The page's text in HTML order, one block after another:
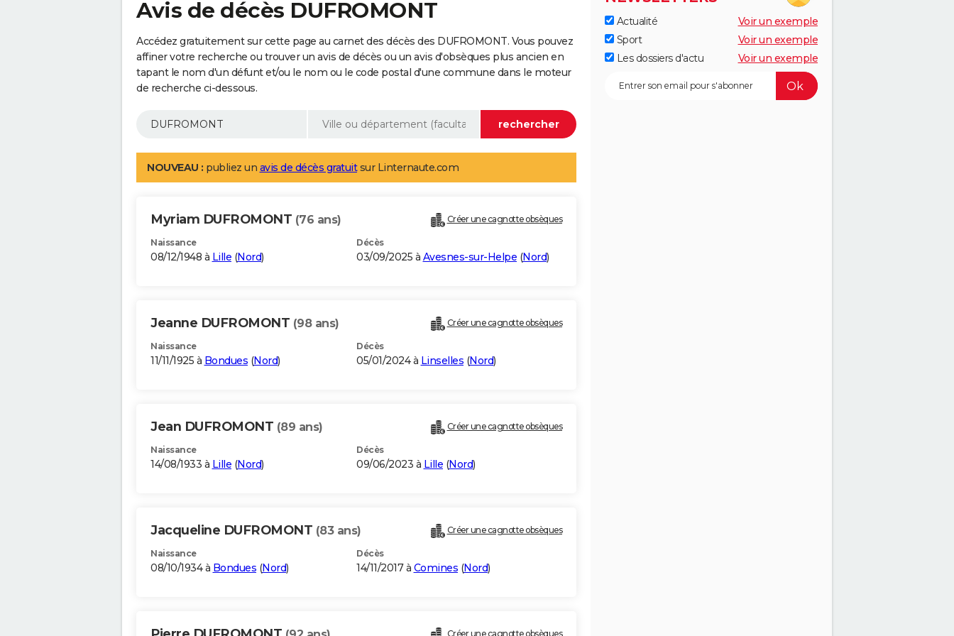
Avis de décès DUFROMONT
Accédez gratuitement sur cette page au carnet des décès des DUFROMONT. Vous pouvez
affiner votre recherche ou trouver un avis de décès ou un avis d'obsèques plus ancien en
tapant le nom d'un défunt et/ou le nom ou le code postal d'une commune dans le moteur
de recherche ci-dessous.
NOUVEAU : publiez un avis de décès gratuitsur Linternaute.com
Myriam DUFROMONT (76 ans) Créer une cagnotte obsèques
Naissance
08/12/1948 à Lille (Nord)
Décès
03/09/2025 à Avesnes-sur-Helpe (Nord)
Jeanne DUFROMONT (98 ans) Créer une cagnotte obsèques
Naissance
11/11/1925 à Bondues (Nord)
Décès
05/01/2024 à Linselles (Nord)
Jean DUFROMONT (89 ans) Créer une cagnotte obsèques
Naissance
14/08/1933 à Lille (Nord)
Décès
09/06/2023 à Lille (Nord)
Jacqueline DUFROMONT (83 ans) Créer une cagnotte obsèques
Naissance
08/10/1934 à Bondues (Nord)
Décès
14/11/2017 à Comines (Nord)
Créer une cagnotte obsèques
Actualité
Voir un exemple
Sport
Voir un exemple
Les dossiers d'actu
Voir un exemple